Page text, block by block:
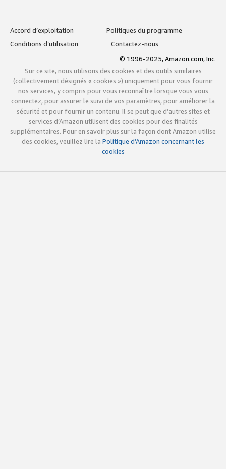
Accord d’exploitation
Politiques du programme
Conditions d’utilisation
Contactez-nous
© 1996-2025, Amazon.com, Inc.
Sur ce site, nous utilisons des cookies et des outils similaires
(collectivement désignés « cookies ») uniquement pour vous fournir
nos services, y compris pour vous reconnaître lorsque vous vous
connectez, pour assurer le suivi de vos paramètres, pour améliorer la
sécurité et pour fournir un contenu. Il se peut que d’autres sites et
services d’Amazon utilisent des cookies pour des finalités
supplémentaires. Pour en savoir plus sur la façon dont Amazon utilise
des cookies, veuillez lire la Politique d’Amazon concernant les
cookies